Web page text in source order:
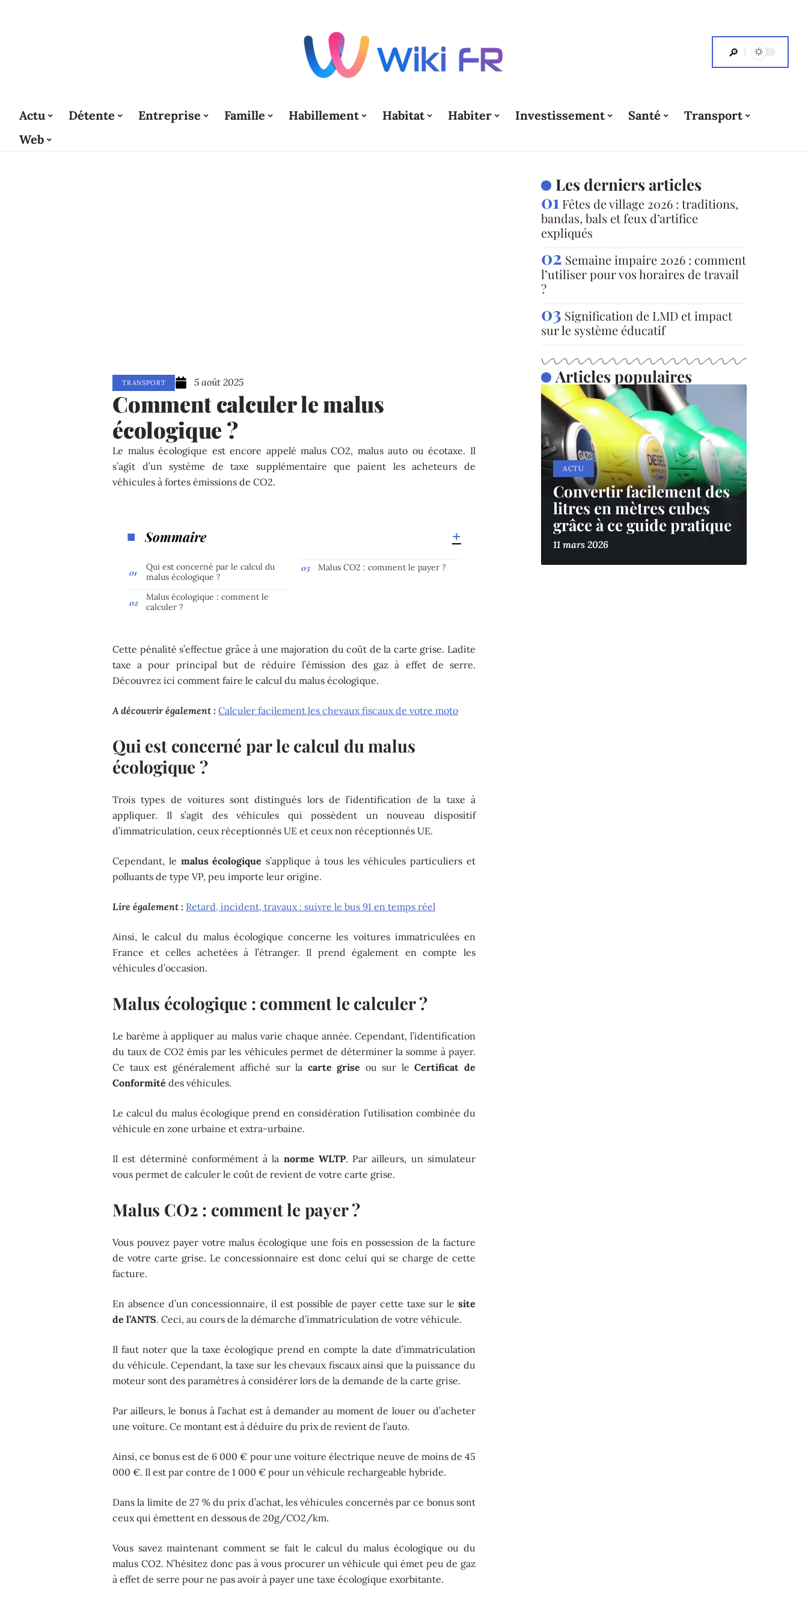
Actu Détente Entreprise Famille Habillement Habitat Habiter Investissement Santé
Transport
Web
TRANSPORT 5 août 2025
Comment calculer le malus
écologique ?
Le malus écologique est encore appelé malus CO2, malus auto ou écotaxe. Il
s’agit d’un système de taxe supplémentaire que paient les acheteurs de
véhicules à fortes émissions de CO2.
Sommaire
Qui est concerné par le calcul du
malus écologique ?
Malus écologique : comment le
calculer ?
Malus CO2 : comment le payer ?
Cette pénalité s’effectue grâce à une majoration du coût de la carte grise. Ladite
taxe a pour principal but de réduire l’émission des gaz à effet de serre.
Découvrez ici comment faire le calcul du malus écologique.
A découvrir également : Calculer facilement les chevaux fiscaux de votre moto
Qui est concerné par le calcul du malus
écologique ?
Trois types de voitures sont distingués lors de l’identification de la taxe à
appliquer. Il s’agit des véhicules qui possèdent un nouveau dispositif
d’immatriculation, ceux réceptionnés UE et ceux non réceptionnés UE.
Cependant, le malus écologique s’applique à tous les véhicules particuliers et
polluants de type VP, peu importe leur origine.
Lire également : Retard, incident, travaux : suivre le bus 91 en temps réel
Ainsi, le calcul du malus écologique concerne les voitures immatriculées en
France et celles achetées à l’étranger. Il prend également en compte les
véhicules d’occasion.
Malus écologique : comment le calculer ?
Le barème à appliquer au malus varie chaque année. Cependant, l’identification
du taux de CO2 émis par les véhicules permet de déterminer la somme à payer.
Ce taux est généralement affiché sur la carte grise ou sur leCertificat de
Conformité des véhicules.
Le calcul du malus écologique prend en considération l’utilisation combinée du
véhicule en zone urbaine et extra-urbaine.
Il est déterminé conformément à la norme WLTP. Par ailleurs, un simulateur
vous permet de calculer le coût de revient de votre carte grise.
Malus CO2 : comment le payer ?
Vous pouvez payer votre malus écologique une fois en possession de la facture
de votre carte grise. Le concessionnaire est donc celui qui se charge de cette
facture.
En absence d’un concessionnaire, il est possible de payer cette taxe sur le site
de l’ANTS. Ceci, au cours de la démarche d’immatriculation de votre véhicule.
Il faut noter que la taxe écologique prend en compte la date d’immatriculation
du véhicule. Cependant, la taxe sur les chevaux fiscaux ainsi que la puissance du
moteur sont des paramètres à considérer lors de la demande de la carte grise.
Par ailleurs, le bonus à l’achat est à demander au moment de louer ou d’acheter
une voiture. Ce montant est à déduire du prix de revient de l’auto.
Ainsi, ce bonus est de 6 000 € pour une voiture électrique neuve de moins de 45
000 €. Il est par contre de 1 000 € pour un véhicule rechargeable hybride.
Dans la limite de 27 % du prix d’achat, les véhicules concernés par ce bonus sont
ceux qui émettent en dessous de 20g/CO2/km.
Vous savez maintenant comment se fait le calcul du malus écologique ou du
malus CO2. N’hésitez donc pas à vous procurer un véhicule qui émet peu de gaz
à effet de serre pour ne pas avoir à payer une taxe écologique exorbitante.
Les derniers articles
Fêtes de village 2026 : traditions,
bandas, bals et feux d’artifice
expliqués
Semaine impaire 2026 : comment
l’utiliser pour vos horaires de travail
?
Signification de LMD et impact
sur le système éducatif
Articles populaires
ACTU
Convertir facilement des
litres en mètres cubes
grâce à ce guide pratique
11 mars 2026